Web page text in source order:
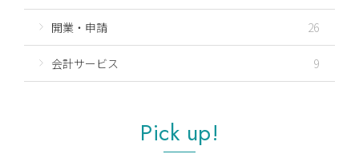
開業・申請 26
会計サービス 9
Pick up!